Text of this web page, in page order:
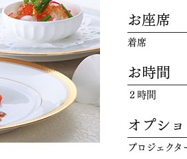
お座席
着席
お時間
２時間
オプショ
プロジェクタ